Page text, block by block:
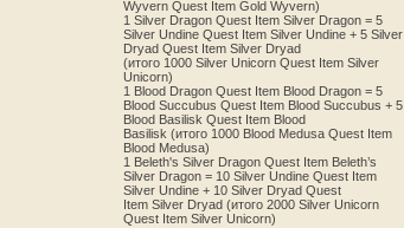
Wyvern Quest Item Gold Wyvern)
1 Silver Dragon Quest Item Silver Dragon = 5
Silver Undine Quest Item Silver Undine + 5 Silver
Dryad Quest Item Silver Dryad
(итого 1000 Silver Unicorn Quest Item Silver
Unicorn)
1 Blood Dragon Quest Item Blood Dragon = 5
Blood Succubus Quest Item Blood Succubus + 5
Blood Basilisk Quest Item Blood
Basilisk (итого 1000 Blood Medusa Quest Item
Blood Medusa)
1 Beleth's Silver Dragon Quest Item Beleth’s
Silver Dragon = 10 Silver Undine Quest Item
Silver Undine + 10 Silver Dryad Quest
Item Silver Dryad (итого 2000 Silver Unicorn
Quest Item Silver Unicorn)